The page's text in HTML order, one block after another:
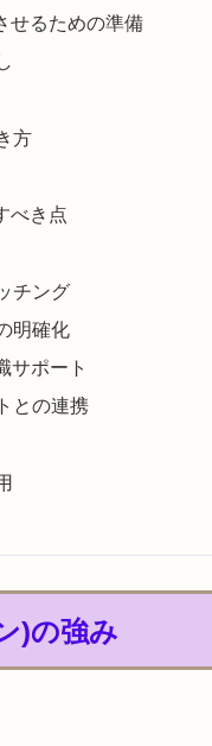
せるための準備
方
べき点
チング
明確化
サポート
との連携
)の強み